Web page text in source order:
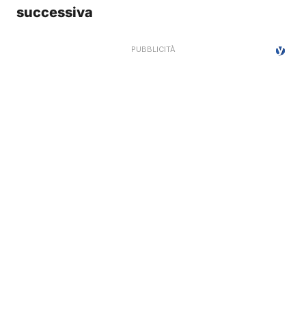
successiva